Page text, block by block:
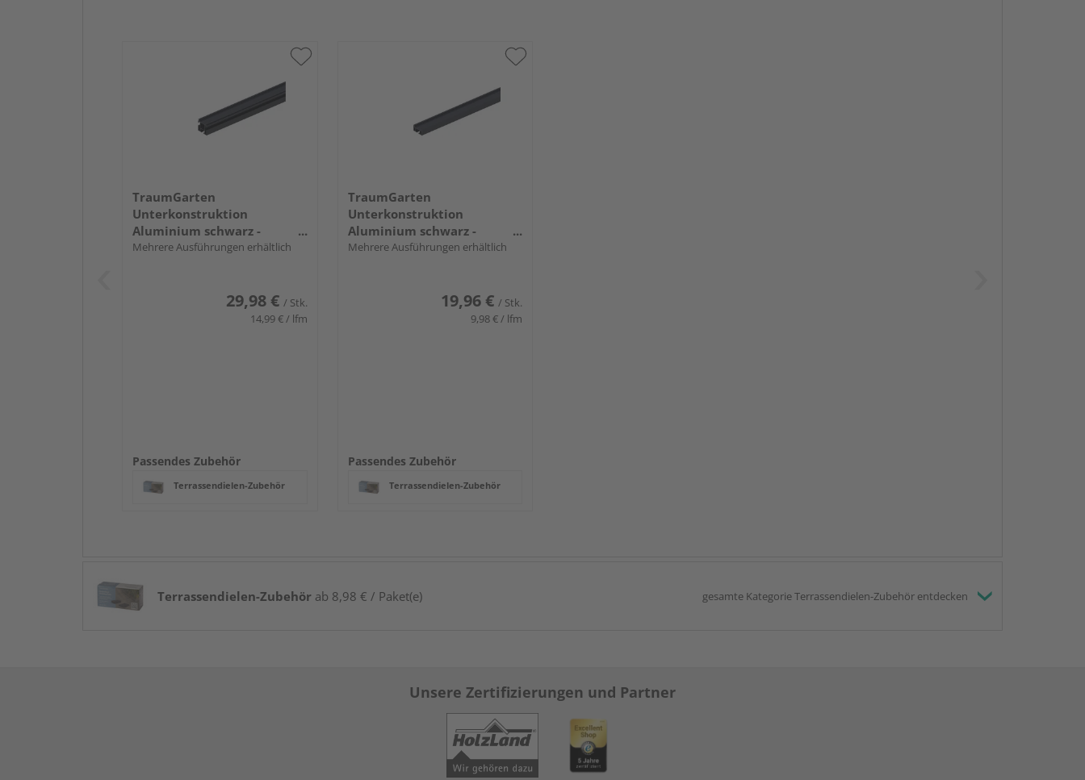
TraumGarten
Unterkonstruktion
Aluminium schwarz -
DREAMDECK WPC
Mehrere Ausführungen erhältlich
29,98 € / Stk.
14,99 € / lfm
Passendes Zubehör
Terrassendielen-Zubehör
TraumGarten
Unterkonstruktion
Aluminium schwarz -
DREAMDECK WPC
Mehrere Ausführungen erhältlich
19,96 € / Stk.
9,98 € / lfm
Passendes Zubehör
Terrassendielen-Zubehör
Terrassendielen-Zubehör ab 8,98 € / Paket(e) gesamte Kategorie Terrassendielen-Zubehör entdecken
Unsere Zertifizierungen und Partner